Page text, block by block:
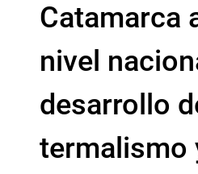
Catamarca
nivel
desarrollo
termalismo